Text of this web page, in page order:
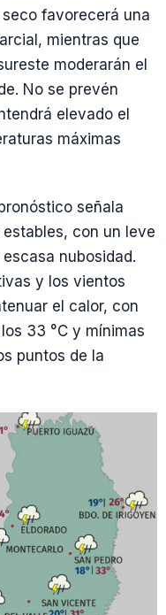
favorecerá una
mientras que
moderarán el
No se prevén
elevado el
máximas
señala
con un leve
nubosidad.
y los vientos
el calor, con
33 °C y mínimas
puntos de la